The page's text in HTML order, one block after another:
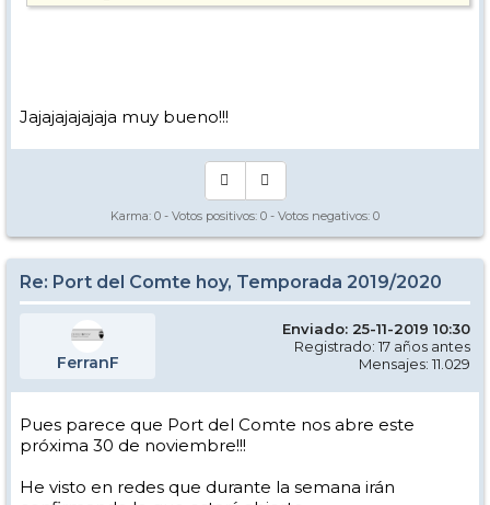
Jajajajajajaja muy bueno!!!
Karma: 0 - Votos positivos: 0 - Votos negativos: 0
Re: Port del Comte hoy, Temporada 2019/2020
FerranF
Enviado: 25-11-2019 10:30
Registrado: 17 años antes
Mensajes: 11.029
Pues parece que Port del Comte nos abre este
próxima 30 de noviembre!!!
He visto en redes que durante la semana irán